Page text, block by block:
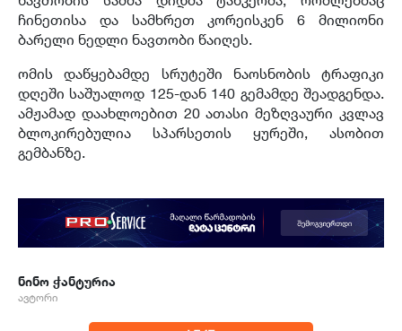
ჩინეთისა და სამხრეთ კორეისკენ 6 მილიონი
ბარელი ნედლი ნავთობი წაიღეს.
ომის დაწყებამდე სრუტეში ნაოსნობის ტრაფიკი
დღეში საშუალოდ 125-დან 140 გემამდე შეადგენდა.
ამჟამად დაახლოებით 20 ათასი მეზღვაური კვლავ
ბლოკირებულია სპარსეთის ყურეში, ასობით
გემბანზე.
ნინო ჭანტურია
ავტორი